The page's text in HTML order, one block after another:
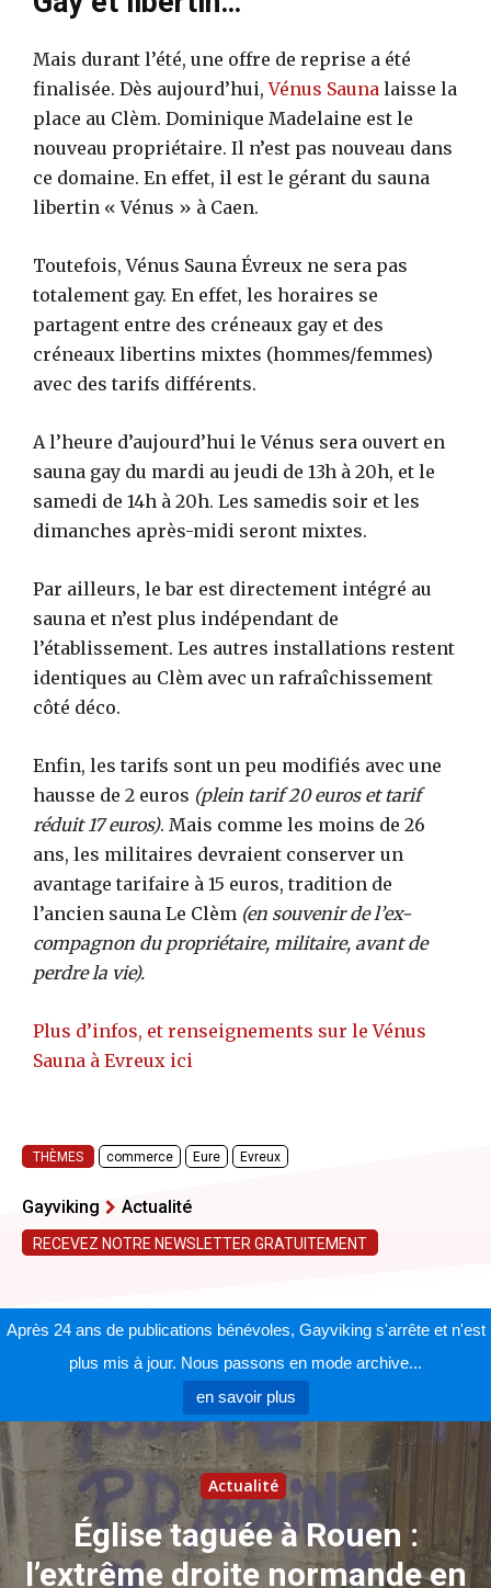
Mais durant l’été, une offre de reprise a été
finalisée. Dès aujourd’hui,Vénus Sauna laisse la
place au Clèm. Dominique Madelaine est le
nouveau propriétaire. Il n’est pas nouveau dans
ce domaine. En effet, il est le gérant du sauna
libertin « Vénus » à Caen.
Toutefois, Vénus Sauna Évreux ne sera pas
totalement gay. En effet, les horaires se
partagent entre des créneaux gay et des
créneaux libertins mixtes (hommes/femmes)
avec des tarifs différents.
A l’heure d’aujourd’hui le Vénus sera ouvert en
sauna gay du mardi au jeudi de 13h à 20h, et le
samedi de 14h à 20h. Les samedis soir et les
dimanches après-midi seront mixtes.
Par ailleurs, le bar est directement intégré au
sauna et n’est plus indépendant de
l’établissement. Les autres installations restent
identiques au Clèm avec un rafraîchissement
côté déco.
Enfin, les tarifs sont un peu modifiés avec une
hausse de 2 euros (plein tarif 20 euros et tarif
réduit 17 euros). Mais comme les moins de 26
ans, les militaires devraient conserver un
avantage tarifaire à 15 euros, tradition de
l’ancien sauna Le Clèm (en souvenir de l’ex-
compagnon du propriétaire, militaire, avant de
perdre la vie).
Plus d’infos, et renseignements sur le Vénus
Sauna à Evreux ici
THÈMES commerce Eure Evreux
Gayviking Actualité
RECEVEZ NOTRE NEWSLETTER GRATUITEMENT